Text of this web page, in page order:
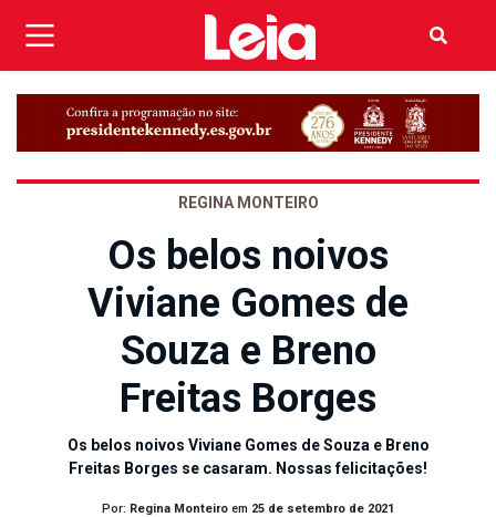
REGINA MONTEIRO
Os belos noivos
Viviane Gomes de
Souza e Breno
Freitas Borges
Os belos noivos Viviane Gomes de Souza e Breno
Freitas Borges se casaram. Nossas felicitações!
Por: Regina Monteiro em 25 de setembro de 2021